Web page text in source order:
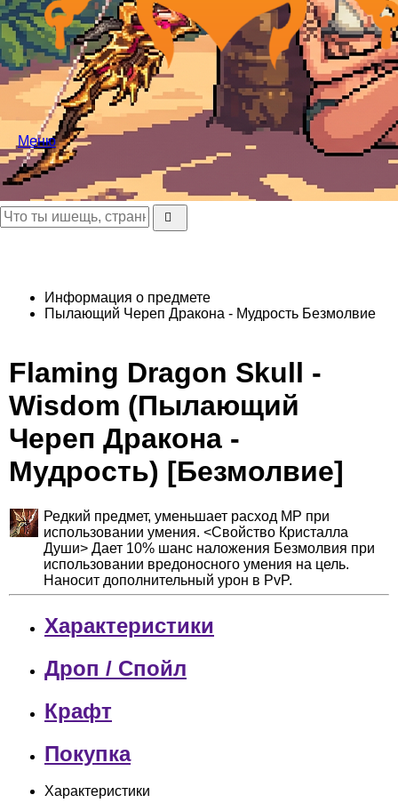
Меню
Информация о предмете
Пылающий Череп Дракона - Мудрость Безмолвие
Flaming Dragon Skull -
Wisdom (Пылающий
Череп Дракона -
Мудрость) [Безмолвие]
Редкий предмет, уменьшает расход MP при
использовании умения. <Свойство Кристалла
Души> Дает 10% шанс наложения Безмолвия при
использовании вредоносного умения на цель.
Наносит дополнительный урон в PvP.
Характеристики
Дроп / Спойл
Крафт
Покупка
Характеристики